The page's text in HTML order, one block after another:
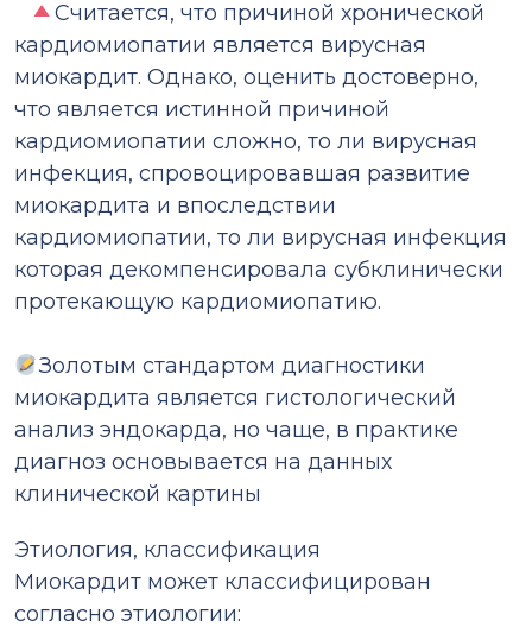
Считается, что причиной хронической
кардиомиопатии является вирусная
миокардит. Однако, оценить достоверно,
что является истинной причиной
кардиомиопатии сложно, то ли вирусная
инфекция, спровоцировавшая развитие
миокардита и впоследствии
кардиомиопатии, то ли вирусная инфекция
которая декомпенсировала субклинически
протекающую кардиомиопатию.
Золотым стандартом диагностики
миокардита является гистологический
анализ эндокарда, но чаще, в практике
диагноз основывается на данных
клинической картины
Этиология, классификация
Миокардит может классифицирован
согласно этиологии: